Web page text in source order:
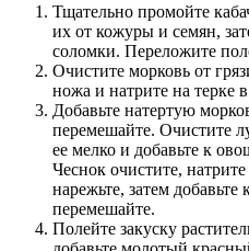
Тщательно промойте
их от кожуры и семян,
соломки. Переложите
Очистите морковь от
ножа и натрите на терке
Добавьте натертую
перемешайте. Очистите
ее мелко и добавьте к
Чеснок очистите,
нарежьте, затем
перемешайте.
Полейте закуску